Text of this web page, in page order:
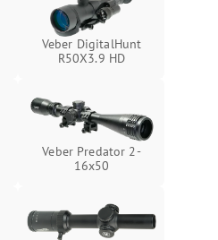
Veber DigitalHunt
R50X3.9 HD
Veber Predator 2-
16x50